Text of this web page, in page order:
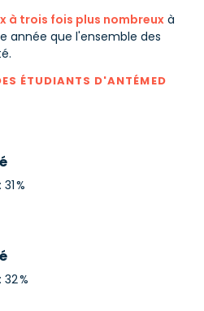
à trois fois plus nombreux à
année que l'ensemble des
ÉTUDIANTS D'ANTÉMED
%
%